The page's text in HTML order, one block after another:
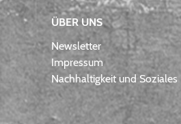
ÜBER UNS
Newsletter
Impressum
Nachhaltigkeit und Soziales